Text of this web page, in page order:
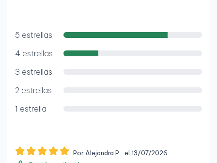
5 estrellas
4 estrellas
3 estrellas
2 estrellas
1 estrella
Por Alejandra P.
el 13/07/2026